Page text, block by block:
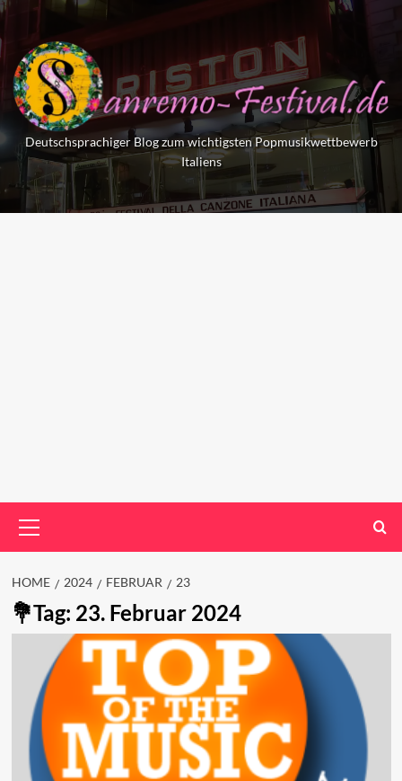
Skip
to
content
Deutschsprachiger Blog zum wichtigsten Popmusikwettbewerb
Italiens
Menu
HOME 2024 FEBRUAR 23
Tag: 23. Februar 2024